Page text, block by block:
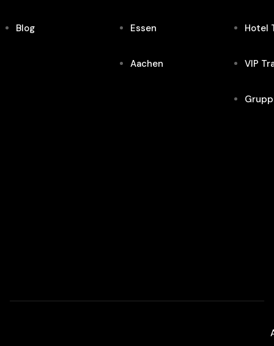
Blog Essen
Aachen
Hotel
VIP